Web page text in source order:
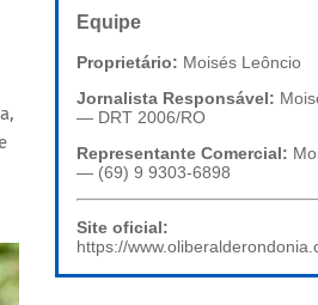
Equipe
Proprietário: Moisés Leôncio
Jornalista Responsável:
— DRT 2006/RO
Representante Comercial:
— (69) 9 9303-6898
Site oficial:
https://